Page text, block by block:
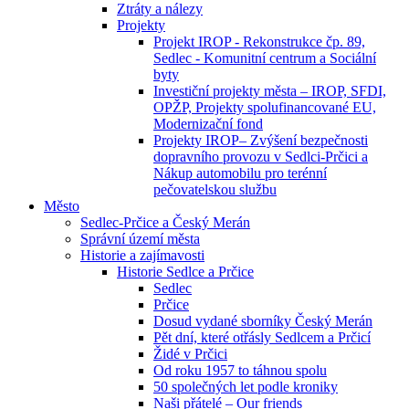
Ztráty a nálezy
Projekty
Projekt IROP - Rekonstrukce čp. 89,
Sedlec - Komunitní centrum a Sociální
byty
Investiční projekty města – IROP, SFDI,
OPŽP, Projekty spolufinancované EU,
Modernizační fond
Projekty IROP– Zvýšení bezpečnosti
dopravního provozu v Sedlci-Prčici a
Nákup automobilu pro terénní
pečovatelskou službu
Město
Sedlec-Prčice a Český Merán
Správní území města
Historie a zajímavosti
Historie Sedlce a Prčice
Sedlec
Prčice
Dosud vydané sborníky Český Merán
Pět dní, které otřásly Sedlcem a Prčicí
Židé v Prčici
Od roku 1957 to táhnou spolu
50 společných let podle kroniky
Naši přátelé – Our friends